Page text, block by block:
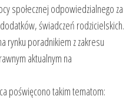
społecznej odpowiedzialnego za
świadczeń rodzicielskich.
rynku poradnikiem z zakresu
aktualnym na
poświęcono takim tematom: